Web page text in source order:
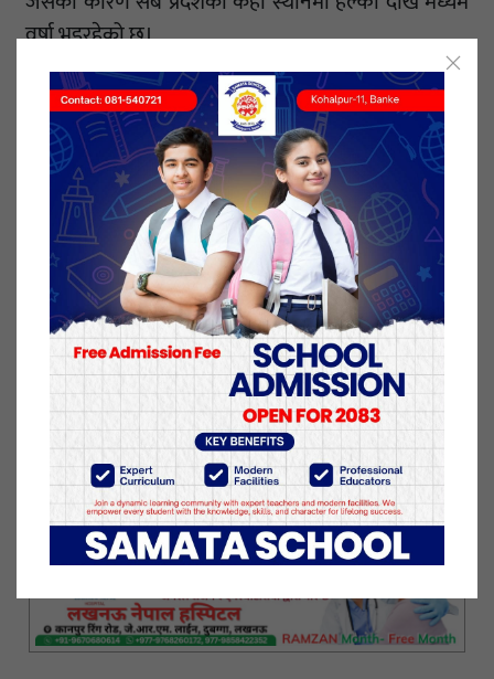
वर्षा भइरहेको छ।
यस्तै दिउँसो प्रदेश १, मधेश प्रदेश, बागमती प्रदेश, गण्डकी
प्रदेश र लुम्बिनी प्रदेशका केही स्थानहरूमा तथा बाँकी प्रदेशका
थोरै स्थानहरूमा मेघ गर्जनसहित हल्का देखि मध्यम वर्षाको
सम्भावना रहेको छ। मधेश प्रदेश, बागमती प्रदेश, गण्डकी
प्रदेश र लुम्बिनी प्रदेशका एक दुई स्थानमा भारी वर्षाको
सम्भावना पनि रहेको छ।
यस्तै राति प्रदेश १, मधेश प्रदेश, बागमती प्रदेश, गण्डकी प्रदेश र
लुम्बिनी प्रदेशका केही स्थानहरूमा वर्षाको सम्भावना रहेको
छ। प्रदेश १, गण्डकी प्रदेश र लुम्बिनी प्रदेशका एक दुई
स्थानमा भारी वर्षाको सम्भावना रहेको महाशाखाले जनाएको
छ ।
१६ भाद्र २०७९, बिहीबार प्रकाशित